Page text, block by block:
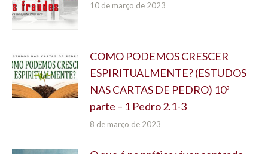
10 de março de 2023
COMO PODEMOS CRESCER
ESPIRITUALMENTE? (ESTUDOS
NAS CARTAS DE PEDRO) 10ª
parte – 1 Pedro 2.1-3
8 de março de 2023